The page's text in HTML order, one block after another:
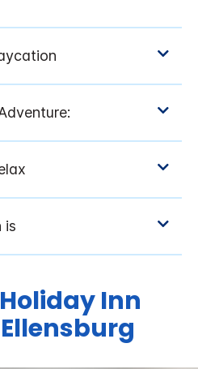
Holiday Inn
Ellensburg